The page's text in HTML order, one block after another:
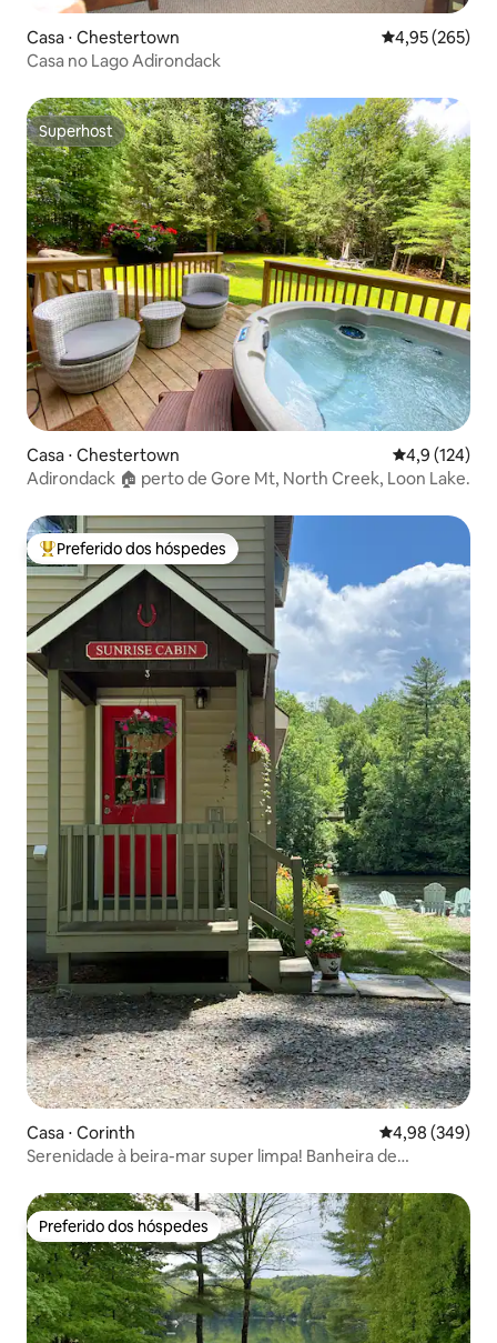
Casa ⋅ Chestertown 4,95 de uma
4,95 (265)
Casa no Lago Adirondack
Superhost
Superhost
Casa ⋅ Chestertown 4,9 de uma
4,9 (124)
Adirondack 🏠 perto de Gore Mt, North Creek, Loon Lake.
Entre os melhores preferidos dos hóspedes
Preferido dos hóspedes
Casa ⋅ Corinth 4,98 de uma
4,98 (349)
Serenidade à beira-mar super limpa! Banheira de
Preferido dos hóspedes
Preferido dos hóspedes